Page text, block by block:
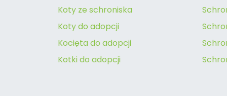
Koty ze schroniska
Koty do adopcji
Kocięta do adopcji
Kotki do adopcji